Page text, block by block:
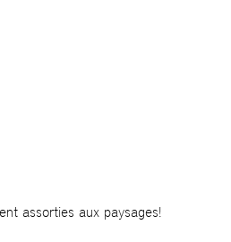
assorties aux paysages!